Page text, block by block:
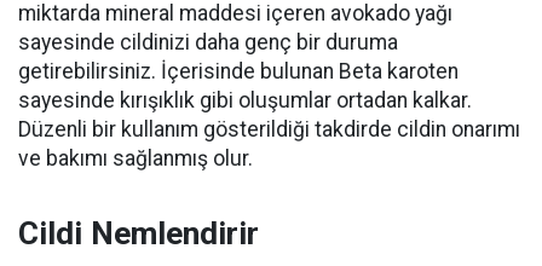
miktarda mineral maddesi içeren avokado yağı
sayesinde cildinizi daha genç bir duruma
getirebilirsiniz. İçerisinde bulunan Beta karoten
sayesinde kırışıklık gibi oluşumlar ortadan kalkar.
Düzenli bir kullanım gösterildiği takdirde cildin onarımı
ve bakımı sağlanmış olur.
Cildi Nemlendirir